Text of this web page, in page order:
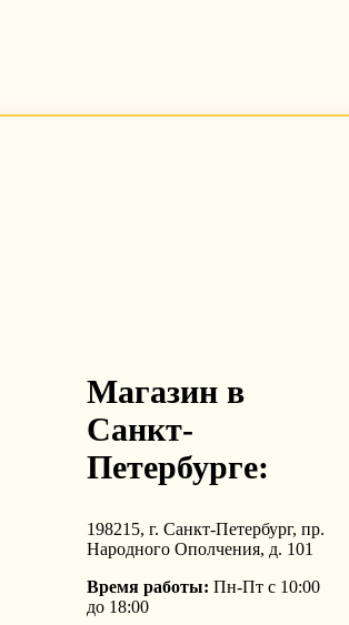
Магазин в
Санкт-
Петербурге:
198215, г. Санкт-Петербург, пр.
Народного Ополчения, д. 101
Время работы: Пн-Пт с 10:00
до 18:00